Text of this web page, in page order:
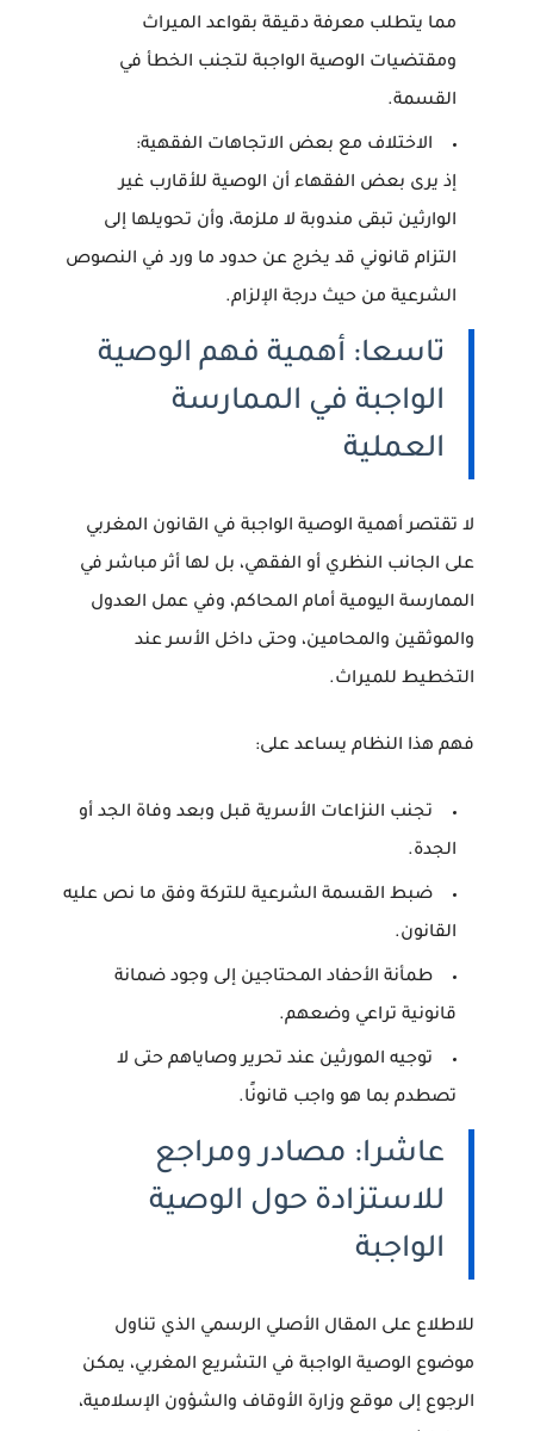
مما يتطلب معرفة دقيقة بقواعد الميراث
ومقتضيات الوصية الواجبة لتجنب الخطأ في
القسمة.
الاختلاف مع بعض الاتجاهات الفقهية:
إذ يرى بعض الفقهاء أن الوصية للأقارب غير
الوارثين تبقى مندوبة لا ملزمة، وأن تحويلها إلى
التزام قانوني قد يخرج عن حدود ما ورد في النصوص
الشرعية من حيث درجة الإلزام.
تاسعا: أهمية فهم الوصية
الواجبة في الممارسة
العملية
لا تقتصر أهمية الوصية الواجبة في القانون المغربي
على الجانب النظري أو الفقهي، بل لها أثر مباشر في
الممارسة اليومية أمام المحاكم، وفي عمل العدول
والموثقين والمحامين، وحتى داخل الأسر عند
التخطيط للميراث.
فهم هذا النظام يساعد على:
تجنب النزاعات الأسرية قبل وبعد وفاة الجد أو
الجدة.
ضبط القسمة الشرعية للتركة وفق ما نص عليه
القانون.
طمأنة الأحفاد المحتاجين إلى وجود ضمانة
قانونية تراعي وضعهم.
توجيه المورثين عند تحرير وصاياهم حتى لا
تصطدم بما هو واجب قانونًا.
عاشرا: مصادر ومراجع
للاستزادة حول الوصية
الواجبة
للاطلاع على المقال الأصلي الرسمي الذي تناول
موضوع الوصية الواجبة في التشريع المغربي، يمكن
الرجوع إلى موقع وزارة الأوقاف والشؤون الإسلامية،